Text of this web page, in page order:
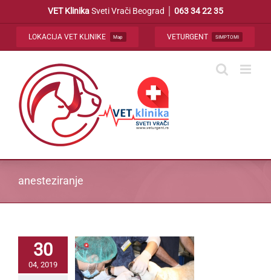
VET KlinikaSveti Vrači Beograd │ 063 34 22 35
LOKACIJA VET KLINIKE Map VETURGENT SIMPTOMI
anesteziranje
30
04, 2019
Šta treba da znate o